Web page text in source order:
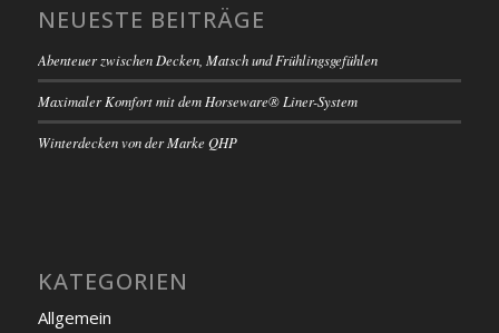
NEUESTE BEITRÄGE
Abenteuer zwischen Decken, Matsch und Frühlingsgefühlen
Maximaler Komfort mit dem Horseware® Liner-System
Winterdecken von der Marke QHP
KATEGORIEN
Allgemein